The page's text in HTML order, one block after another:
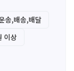
송,배송,배달
이상